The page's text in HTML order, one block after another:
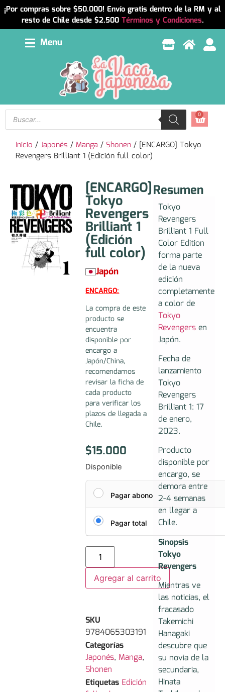
¡Por compras sobre $50.000! Envío gratis dentro de la RM y al
resto de Chile desde $2.500 Términos y Condiciones.
Menu
0
Inicio /Japonés /Manga / Shonen / [ENCARGO] Tokyo
Revengers Brilliant 1 (Edición full color)
[ENCARGO]
Tokyo
Revengers
Brilliant 1
(Edición
full color)
Japón
ENCARGO:
La compra de este
producto se
encuentra
disponible por
encargo a
Japón/China,
recomendamos
revisar la ficha de
cada producto
para verificar los
plazos de llegada a
Chile.
$15.000
Disponible
Pagar abono
Pagar total
Agregar al carrito
SKU
9784065303191
Categorías
Japonés, Manga,
Shonen
Etiquetas Edición
Resumen
Tokyo
Revengers
Brilliant 1 Full
Color Edition
forma parte
de la nueva
edición
completamente
a color de
Tokyo
Revengersen
Japón.
Fecha de
lanzamiento
Tokyo
Revengers
Brilliant 1: 17
de enero,
2023.
Producto
disponible por
encargo, se
demora entre
2-4 semanas
en llegar a
Chile.
Sinopsis
Tokyo
Revengers
Mientras ve
las noticias, el
fracasado
Takemichi
Hanagaki
descubre que
su novia de la
secundaria,
Hinata